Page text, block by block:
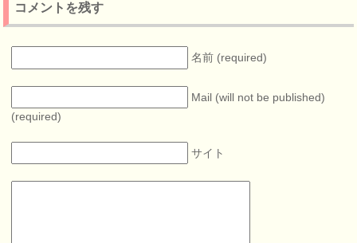
コメントを残す
名前 (required)
Mail (will not be published)
(required)
サイト